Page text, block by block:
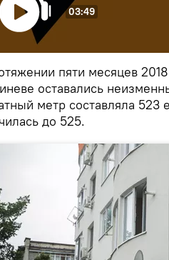
03:49
пяти месяцев
оставались
метр составляла 523
до 525.